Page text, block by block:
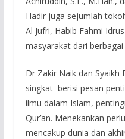
Hadir juga sejumlah
Al Jufri, Habib Fahmi
masyarakat dari berbagai
Dr Zakir Naik dan Syaikh
singkat berisi pesan
ilmu dalam Islam,
Qur’an. Menekankan
mencakup dunia dan